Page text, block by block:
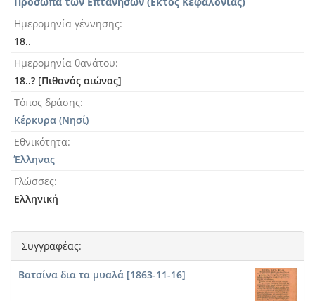
Ημερομηνία γέννησης
18..
Ημερομηνία θανάτου
18..? [Πιθανός αιώνας]
Τόπος δράσης
Κέρκυρα (Νησί)
Εθνικότητα
Έλληνας
Γλώσσες
Ελληνική
Συγγραφέας:
Βατσίνα δια τα μυαλά [1863-11-16]